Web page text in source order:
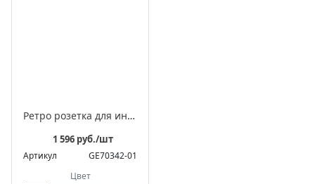
Ретро розетка для интернета фарфоровая, серия "АВРОРА"
1 596 руб./шт
Артикул
GE70342-01
Цвет